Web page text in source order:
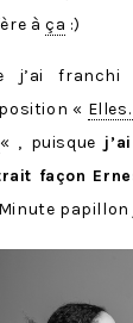
àça :)
j’ai
«
« , puisque
façon
papillon